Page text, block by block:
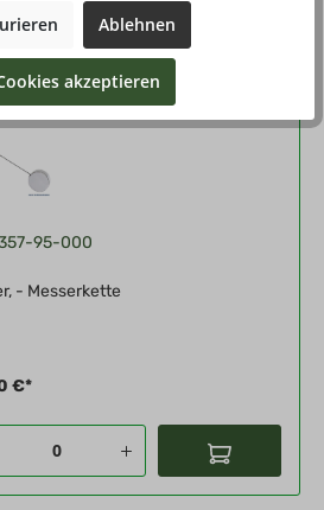
Filter
95-000
- Messerkette
€*
Ablehnen
akzeptieren